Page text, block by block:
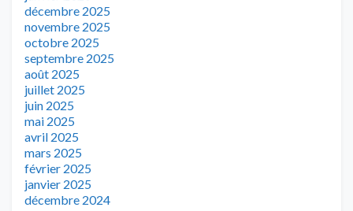
décembre 2025
novembre 2025
octobre 2025
septembre 2025
août 2025
juillet 2025
juin 2025
mai 2025
avril 2025
mars 2025
février 2025
janvier 2025
décembre 2024